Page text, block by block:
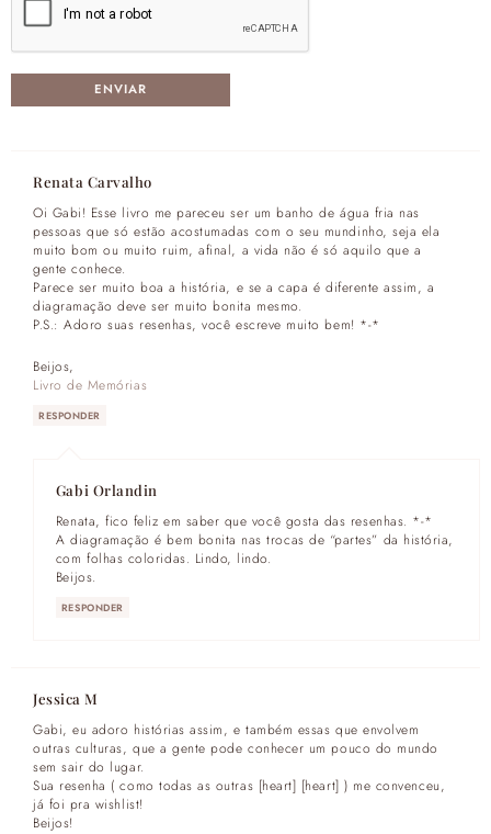
Renata Carvalho
Oi Gabi! Esse livro me pareceu ser um banho de água fria nas
pessoas que só estão acostumadas com o seu mundinho, seja ela
muito bom ou muito ruim, afinal, a vida não é só aquilo que a
gente conhece.
Parece ser muito boa a história, e se a capa é diferente assim, a
diagramação deve ser muito bonita mesmo.
P.S.: Adoro suas resenhas, você escreve muito bem! *-*
Beijos,
Livro de Memórias
RESPONDER
Gabi Orlandin
Renata, fico feliz em saber que você gosta das resenhas. *-*
A diagramação é bem bonita nas trocas de “partes” da história,
com folhas coloridas. Lindo, lindo.
Beijos.
RESPONDER
Jessica M
Gabi, eu adoro histórias assim, e também essas que envolvem
outras culturas, que a gente pode conhecer um pouco do mundo
sem sair do lugar.
Sua resenha ( como todas as outras [heart] [heart] ) me convenceu,
já foi pra wishlist!
Beijos!